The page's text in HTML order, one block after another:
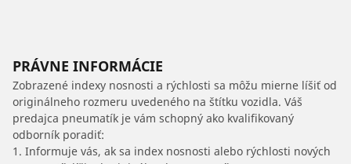
PRÁVNE INFORMÁCIE
Zobrazené indexy nosnosti a rýchlosti sa môžu mierne líšiť od
originálneho rozmeru uvedeného na štítku vozidla. Váš
predajca pneumatík je vám schopný ako kvalifikovaný
odborník poradiť:
1. Informuje vás, ak sa index nosnosti alebo rýchlosti nových